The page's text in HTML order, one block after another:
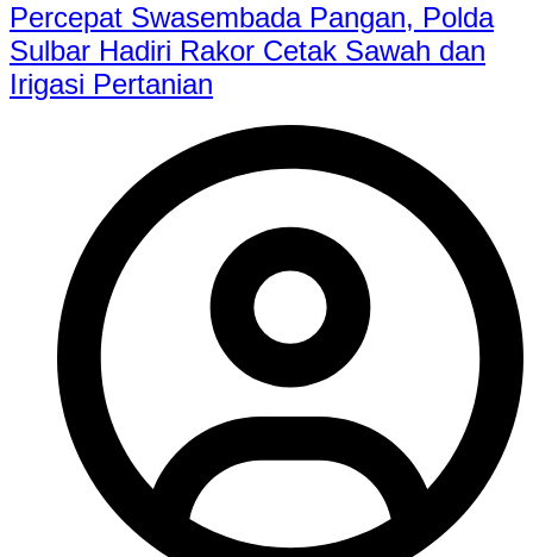
Percepat Swasembada Pangan, Polda
Sulbar Hadiri Rakor Cetak Sawah dan
Irigasi Pertanian